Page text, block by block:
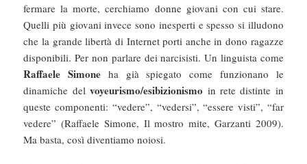
fermare la morte, cerchiamo donne giovani con cui stare.
Quelli più giovani invece sono inesperti e spesso si illudono
che la grande libertà di Internet porti anche in dono ragazze
disponibili. Per non parlare dei narcisisti. Un linguista come
Raffaele Simone ha già spiegato come funzionano le
dinamiche delvoyeurismo/esibizionismo in rete distinte in
queste componenti: “vedere”, “vedersi”, “essere visti”, “far
vedere” (Raffaele Simone, Il mostro mite, Garzanti 2009).
Ma basta, così diventiamo noiosi.